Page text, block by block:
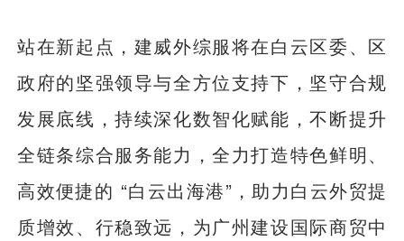
站在新起点，建威外综服将在白云区委、区
政府的坚强领导与全方位支持下，坚守合规
发展底线，持续深化数智化赋能，不断提升
全链条综合服务能力，全力打造特色鲜明、
高效便捷的 “白云出海港”，助力白云外贸提
质增效、行稳致远，为广州建设国际商贸中